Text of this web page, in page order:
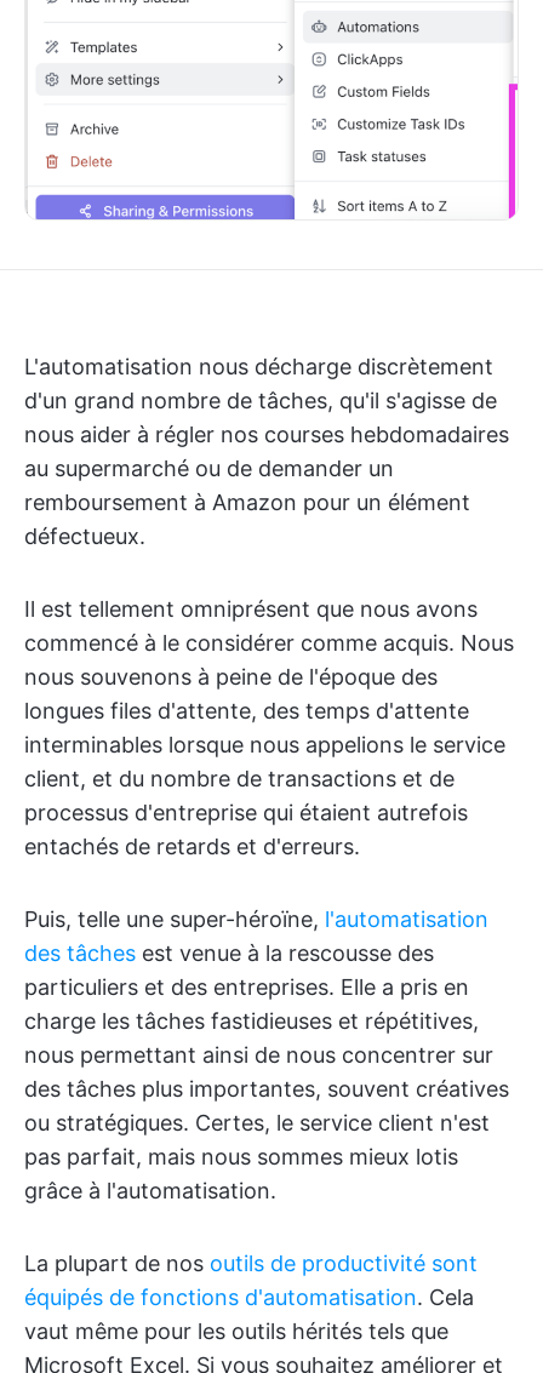
L'automatisation nous décharge discrètement
d'un grand nombre de tâches, qu'il s'agisse de
nous aider à régler nos courses hebdomadaires
au supermarché ou de demander un
remboursement à Amazon pour un élément
défectueux.
Il est tellement omniprésent que nous avons
commencé à le considérer comme acquis. Nous
nous souvenons à peine de l'époque des
longues files d'attente, des temps d'attente
interminables lorsque nous appelions le service
client, et du nombre de transactions et de
processus d'entreprise qui étaient autrefois
entachés de retards et d'erreurs.
Puis, telle une super-héroïne, l'automatisation
des tâches est venue à la rescousse des
particuliers et des entreprises. Elle a pris en
charge les tâches fastidieuses et répétitives,
nous permettant ainsi de nous concentrer sur
des tâches plus importantes, souvent créatives
ou stratégiques. Certes, le service client n'est
pas parfait, mais nous sommes mieux lotis
grâce à l'automatisation.
La plupart de nos outils de productivité sont
équipés de fonctions d'automatisation. Cela
vaut même pour les outils hérités tels que
Microsoft Excel. Si vous souhaitez améliorer et